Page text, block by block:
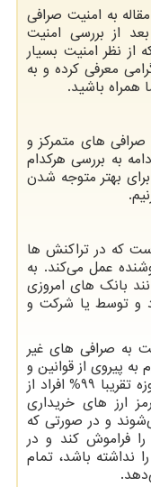
به امنیت صرافی
از بررسی امنیت
از نظر امنیت بسیار
معرفی کرده و به
همراه باشید.
های متمرکز و
به بررسی هرکدام
بهتر متوجه شدن
است که در تراکنش ها
عمل می‌کند. به
بانک های امروزی
و توسط یا شرکت و
به صرافی های غیر
به پیروی از قوانین و
مقررات را دارند. در جامعه ی جهانی امروزه تقریبا 99% افراد از
ارز های خریداری
و در صورتی که
فراموش کند و در
نداشته باشد، تمام